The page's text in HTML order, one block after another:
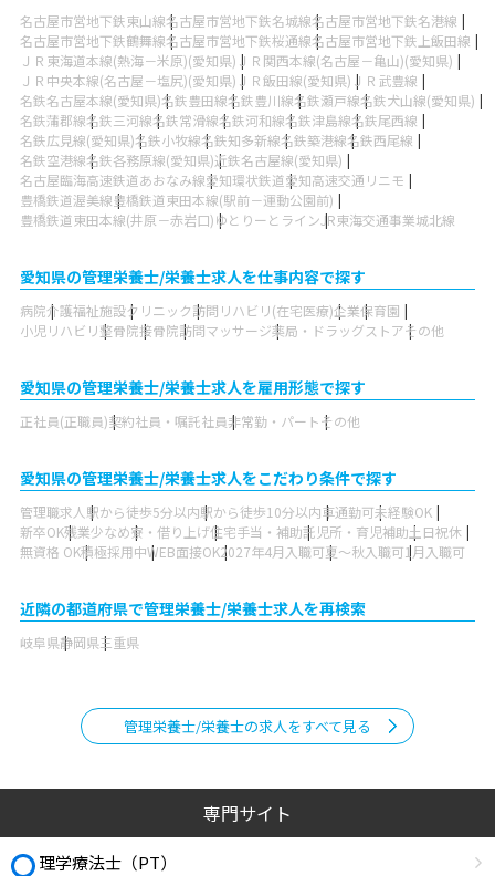
名古屋市営地下鉄東山線名古屋市営地下鉄名城線名古屋市営地下鉄名港線
名古屋市営地下鉄鶴舞線名古屋市営地下鉄桜通線名古屋市営地下鉄上飯田線
ＪＲ東海道本線(熱海－米原)(愛知県) ＪＲ関西本線(名古屋－亀山)(愛知県)
ＪＲ中央本線(名古屋－塩尻)(愛知県) ＪＲ飯田線(愛知県) ＪＲ武豊線
名鉄名古屋本線(愛知県)名鉄豊田線名鉄豊川線名鉄瀬戸線名鉄犬山線(愛知県)
名鉄蒲郡線名鉄三河線名鉄常滑線名鉄河和線名鉄津島線名鉄尾西線
名鉄広見線(愛知県)名鉄小牧線名鉄知多新線名鉄築港線名鉄西尾線
名鉄空港線名鉄各務原線(愛知県)近鉄名古屋線(愛知県)
名古屋臨海高速鉄道あおなみ線愛知環状鉄道愛知高速交通リニモ
豊橋鉄道渥美線豊橋鉄道東田本線(駅前－運動公園前)
豊橋鉄道東田本線(井原－赤岩口)ゆとりーとラインJR東海交通事業城北線
愛知県の管理栄養士/栄養士求人を仕事内容で探す
病院介護福祉施設クリニック訪問リハビリ(在宅医療)企業保育園
小児リハビリ整骨院接骨院訪問マッサージ薬局・ドラッグストアその他
愛知県の管理栄養士/栄養士求人を雇用形態で探す
正社員(正職員)契約社員・嘱託社員非常勤・パートその他
愛知県の管理栄養士/栄養士求人をこだわり条件で探す
管理職求人 駅から徒歩5分以内駅から徒歩10分以内車通勤可未経験OK
新卒OK残業少なめ寮・借り上げ住宅手当・補助託児所・育児補助土日祝休
無資格 OK積極採用中WEB面接OK2027年4月入職可夏～秋入職可1月入職可
近隣の都道府県で管理栄養士/栄養士求人を再検索
岐阜県静岡県三重県
管理栄養士/栄養士の求人をすべて見る
専門サイト
理学療法士（PT）